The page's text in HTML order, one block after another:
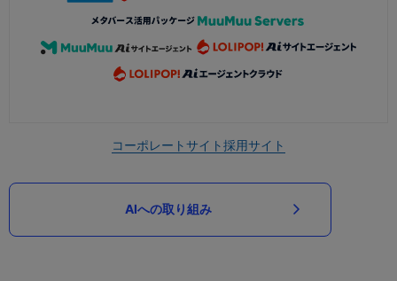
コーポレートサイト採用サイト
AIへの取り組み